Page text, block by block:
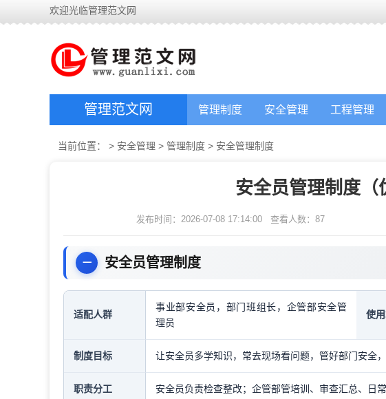
欢迎光临管理范文网
管理范文网 管理制度 安全管理 工程管理
当前位置： > 安全管理 > 管理制度 > 安全管理制度
安全员管理制度（
发布时间：2026-07-08 17:14:00 查看人数： 87
安全员管理制度
适配人群
事业部安全员，部门班组长，企管部安全管
理员
使
制度目标 让安全员多学知识，常去现场看问题，管好部门安全
职责分工 安全员负责检查整改；企管部管培训、审查汇总、日常